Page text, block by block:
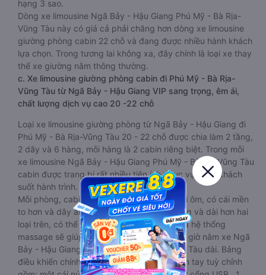
hạng 3 sao.
Dòng xe limousine Ngã Bảy - Hậu Giang Phú Mỹ - Bà Rịa-
Vũng Tàu này có giá cả phải chăng hơn dòng xe limousine
giường phòng cabin 22 chỗ và đang được nhiều hành khách
lựa chọn. Trong tương lai không xa, đây chính là loại xe thay
thế xe giường nằm thông thường.
c. Xe limousine giường phòng cabin đi Phú Mỹ - Bà Rịa-
Vũng Tàu từ Ngã Bảy - Hậu Giang VIP sang trọng, êm ái,
chất lượng dịch vụ cao 20 -22 chỗ
Loại xe limousine giường phòng từ Ngã Bảy - Hậu Giang đi
Phú Mỹ - Bà Rịa-Vũng Tàu 20 - 22 chỗ được chia làm 2 tầng,
2 dãy và 6 hàng, mỗi hàng là 2 cabin riêng biệt. Trong mỗi
xe limousine Ngã Bảy - Hậu Giang Phú Mỹ - Bà Rịa-Vũng Tàu
cabin được trang bị rất nhiều tiện ích phục vụ hành khách
suốt hành trình.
Mỗi phòng, cabin đều có gối nằm rời, có gối ôm, có cái mền
to hơn và dây an toàn seat belt. Giường rộng và dài hơn hai
loại trên, có thể lăn lộn thoải mái. Đặc biệt là hệ thống
massage sẽ giúp bạn thư giãn trong những giờ nằm xe Ngã
Bảy - Hậu Giang đến Phú Mỹ - Bà Rịa-Vũng Tàu dài. Bảng
điều khiển chính nằm ngay cạnh đầu để tiện tay tuỳ chỉnh